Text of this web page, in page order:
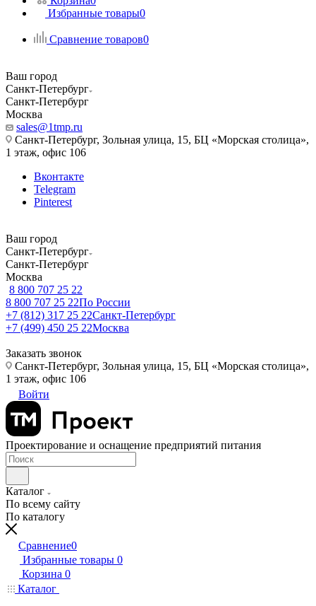
Избранные товары0
Сравнение товаров0
Ваш город
Санкт-Петербург
Санкт-Петербург
Москва
sales@1tmp.ru
Санкт-Петербург, Зольная улица, 15, БЦ «Морская столица»,
1 этаж, офис 106
Вконтакте
Telegram
Pinterest
Ваш город
Санкт-Петербург
Санкт-Петербург
Москва
8 800 707 25 22
8 800 707 25 22По России
+7 (812) 317 25 22Санкт-Петербург
+7 (499) 450 25 22Москва
Заказать звонок
Санкт-Петербург, Зольная улица, 15, БЦ «Морская столица»,
1 этаж, офис 106
Войти
Проектирование и оснащение предприятий питания
Каталог
По всему сайту
По каталогу
Сравнение0
Избранные товары 0
Корзина 0
Каталог